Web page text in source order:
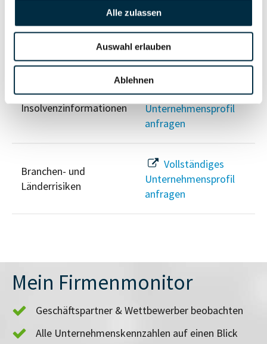
Alle zulassen
Auswahl erlauben
Ablehnen
PEP- und
Sanktionslistenstatus
Vollständiges
Unternehmensprofil
anfragen
Insolvenzinformationen
Vollständiges
Unternehmensprofil
anfragen
Branchen- und
Länderrisiken
Vollständiges
Unternehmensprofil
anfragen
Mein Firmenmonitor
Geschäftspartner & Wettbewerber beobachten
Alle Unternehmenskennzahlen auf einen Blick